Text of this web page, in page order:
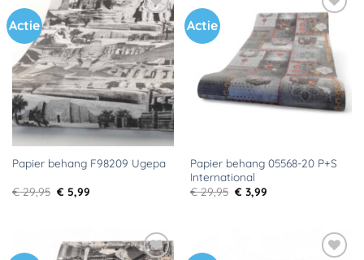
Actie
Toevoegen
aan
verlanglijst
Papier behang F98209 Ugepa
€29,95 Oorspronkelijke
prijs
€ 5,99Huidige
Actie
Toevoegen
aan
verlanglijst
Papier behang 05568-20 P+S
International
€29,95 Oorspronkelijke
prijs
€ 3,99Huidige